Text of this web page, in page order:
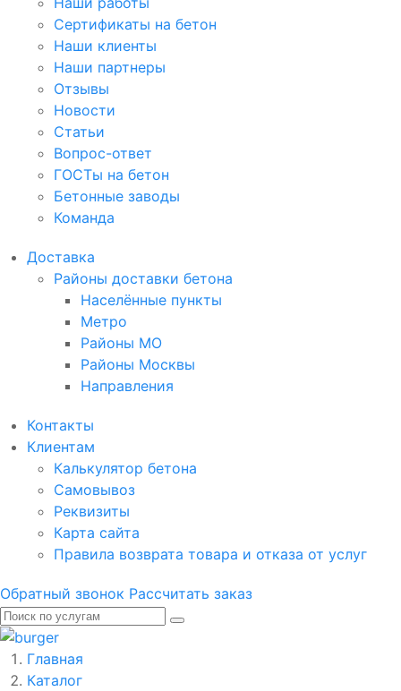
Сертификаты на бетон
Наши клиенты
Наши партнеры
Отзывы
Новости
Статьи
Вопрос-ответ
ГОСТы на бетон
Бетонные заводы
Команда
Доставка
Районы доставки бетона
Населённые пункты
Метро
Районы МО
Районы Москвы
Направления
Контакты
Клиентам
Калькулятор бетона
Самовывоз
Реквизиты
Карта сайта
Правила возврата товара и отказа от услуг
Обратный звонок Рассчитать заказ
Главная
Каталог